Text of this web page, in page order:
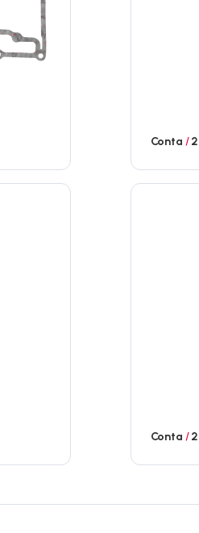
Conta /
Conta /